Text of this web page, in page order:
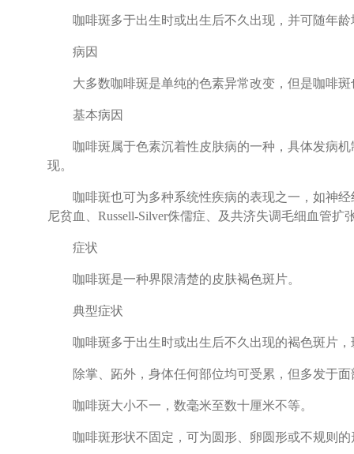
咖啡斑多于出生时或出生后不久出现，并可随年龄
病因
大多数咖啡斑是单纯的色素异常改变，但是咖啡斑
基本病因
咖啡斑属于色素沉着性皮肤病的一种，具体发病机
现。
咖啡斑也可为多种系统性疾病的表现之一，如神经
尼贫血、Russell-Silver侏儒症、及共济失调毛细血管扩
症状
咖啡斑是一种界限清楚的皮肤褐色斑片。
典型症状
咖啡斑多于出生时或出生后不久出现的褐色斑片，
除掌、跖外，身体任何部位均可受累，但多发于面
咖啡斑大小不一，数毫米至数十厘米不等。
咖啡斑形状不固定，可为圆形、卵圆形或不规则的